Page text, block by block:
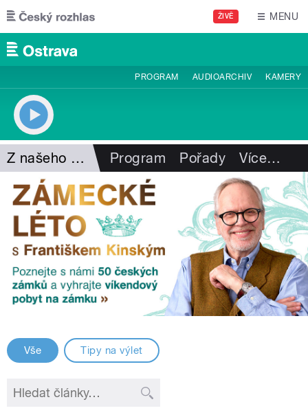
Přejít k hlavnímu obsahu
ŽIVĚ MENU
PROGRAM AUDIOARCHIV KAMERY
Z našeho vysílání Program Pořady Více…
Vše Tipy na výlet